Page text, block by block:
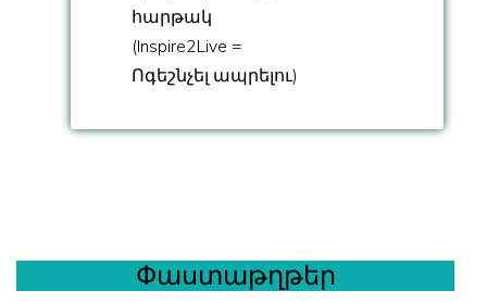
հարթակ
(Inspire2Live =
Ոգեշնչել ապրելու)
Փաստաթղթեր